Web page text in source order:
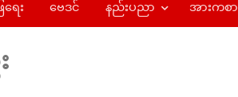
ရေး ဗေဒင် နည်းပညာ အားကစာ